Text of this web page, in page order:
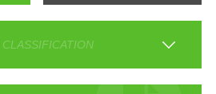
CLASSIFICATION